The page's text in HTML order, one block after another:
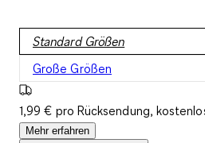
Standard Größen
Große Größen
1,99 € pro Rücksendung,
Mehr erfahren